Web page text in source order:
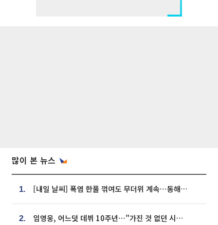
많이 본 뉴스
1. [내일 날씨] 폭염 한풀 꺾여도 무더위 계속⋯동해안 이틀 연속 비
2. 임영웅, 어느덧 데뷔 10주년⋯"가진 것 없던 시절, 내 앞엔 20명의 팬뿐"